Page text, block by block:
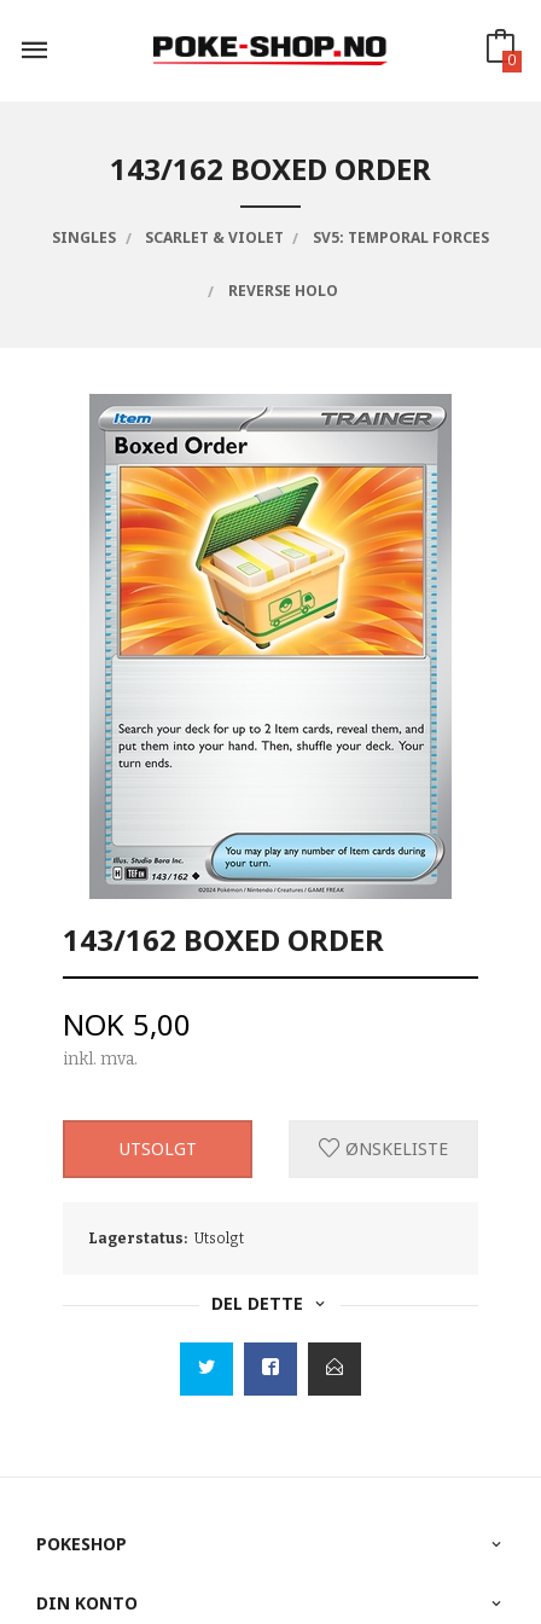
innholdet
0
143/162 BOXED ORDER
SINGLES SCARLET & VIOLET SV5: TEMPORAL FORCES
REVERSE HOLO
143/162 BOXED ORDER
Pris
NOK 5,00
inkl. mva.
UTSOLGT ØNSKELISTE
Lagerstatus: Utsolgt
DEL DETTE
POKESHOP
DIN KONTO